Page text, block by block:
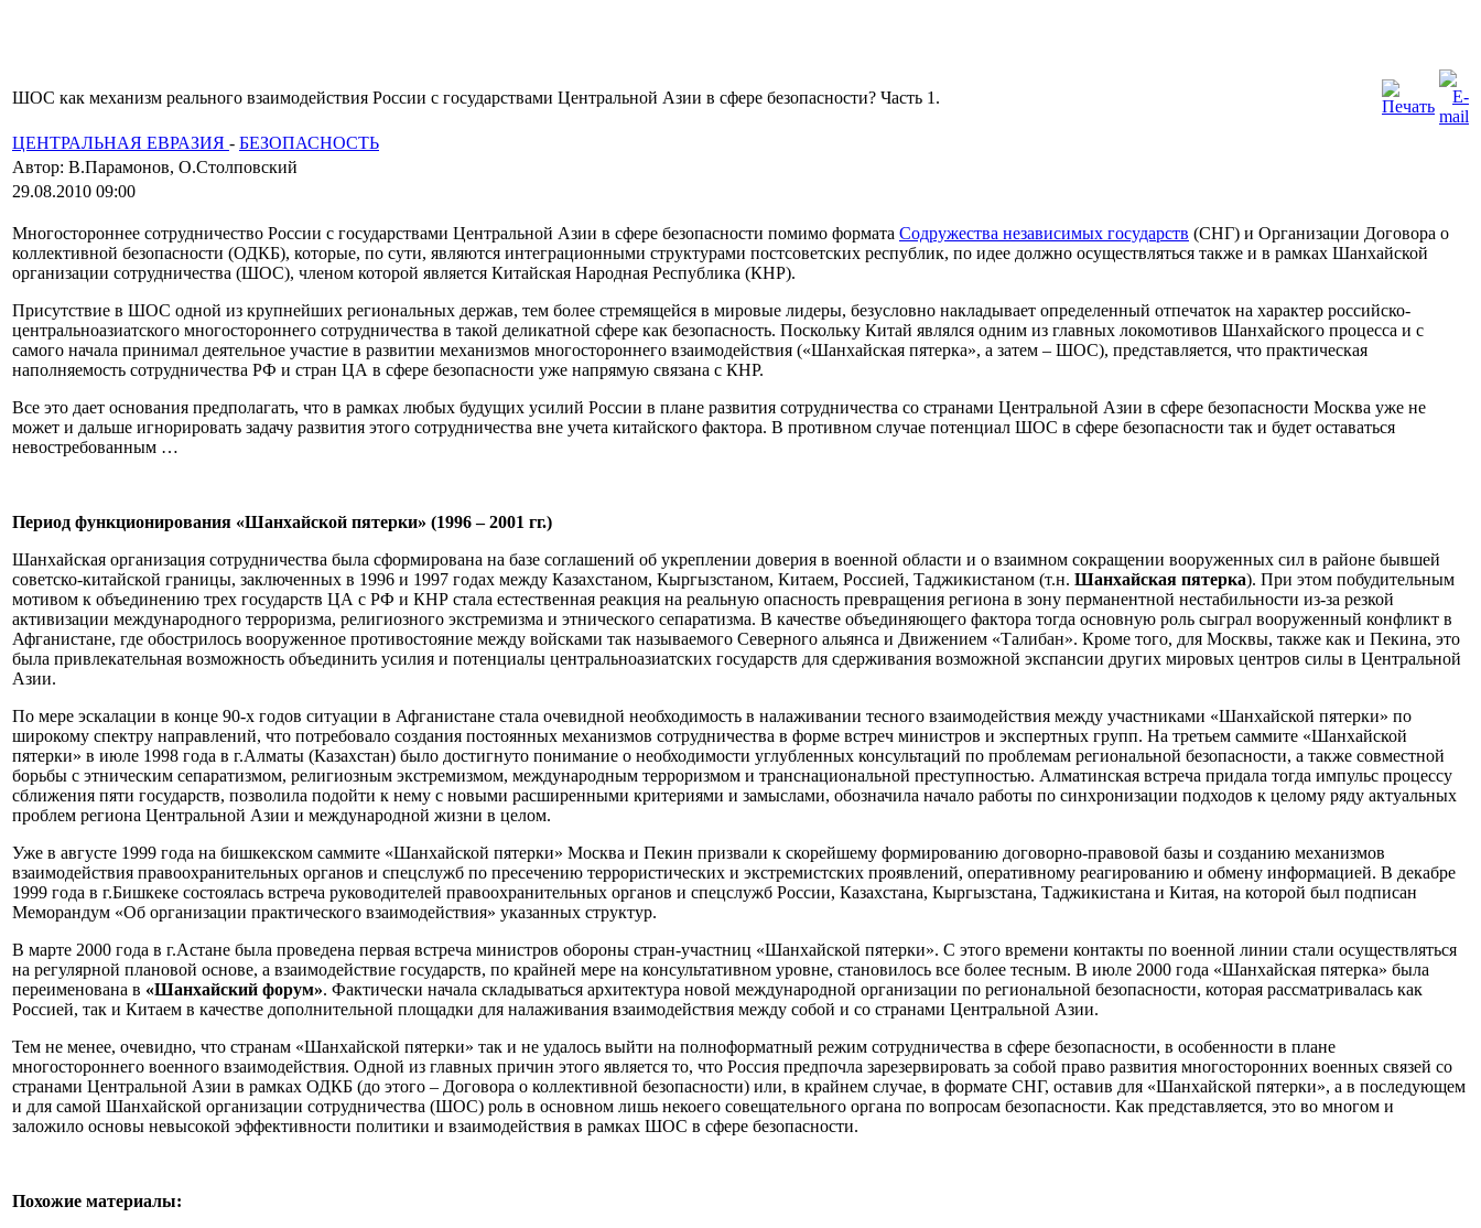
ШОС как механизм реального взаимодействия России с государствами Центральной Азии в сфере безопасности? Часть 1.
ЦЕНТРАЛЬНАЯ ЕВРАЗИЯ - БЕЗОПАСНОСТЬ
Автор: В.Парамонов, О.Столповский
29.08.2010 09:00
Многостороннее сотрудничество России с государствами Центральной Азии в сфере безопасности помимо формата Содружества независимых государств (СНГ) и Организации Договора о
коллективной безопасности (ОДКБ), которые, по сути, являются интеграционными структурами постсоветских республик, по идее должно осуществляться также и в рамках Шанхайской
организации сотрудничества (ШОС), членом которой является Китайская Народная Республика (КНР).
Присутствие в ШОС одной из крупнейших региональных держав, тем более стремящейся в мировые лидеры, безусловно накладывает определенный отпечаток на характер российско-
центральноазиатского многостороннего сотрудничества в такой деликатной сфере как безопасность. Поскольку Китай являлся одним из главных локомотивов Шанхайского процесса и с
самого начала принимал деятельное участие в развитии механизмов многостороннего взаимодействия («Шанхайская пятерка», а затем – ШОС), представляется, что практическая
наполняемость сотрудничества РФ и стран ЦА в сфере безопасности уже напрямую связана с КНР.
Все это дает основания предполагать, что в рамках любых будущих усилий России в плане развития сотрудничества со странами Центральной Азии в сфере безопасности Москва уже не
может и дальше игнорировать задачу развития этого сотрудничества вне учета китайского фактора. В противном случае потенциал ШОС в сфере безопасности так и будет оставаться
невостребованным …
Период функционирования «Шанхайской пятерки» (1996 – 2001 гг.)
Шанхайская организация сотрудничества была сформирована на базе соглашений об укреплении доверия в военной области и о взаимном сокращении вооруженных сил в районе бывшей
советско-китайской границы, заключенных в 1996 и 1997 годах между Казахстаном, Кыргызстаном, Китаем, Россией, Таджикистаном (т.н. Шанхайская пятерка). При этом побудительным
мотивом к объединению трех государств ЦА с РФ и КНР стала естественная реакция на реальную опасность превращения региона в зону перманентной нестабильности из-за резкой
активизации международного терроризма, религиозного экстремизма и этнического сепаратизма. В качестве объединяющего фактора тогда основную роль сыграл вооруженный конфликт в
Афганистане, где обострилось вооруженное противостояние между войсками так называемого Северного альянса и Движением «Талибан». Кроме того, для Москвы, также как и Пекина, это
была привлекательная возможность объединить усилия и потенциалы центральноазиатских государств для сдерживания возможной экспансии других мировых центров силы в Центральной
Азии.
По мере эскалации в конце 90-х годов ситуации в Афганистане стала очевидной необходимость в налаживании тесного взаимодействия между участниками «Шанхайской пятерки» по
широкому спектру направлений, что потребовало создания постоянных механизмов сотрудничества в форме встреч министров и экспертных групп. На третьем саммите «Шанхайской
пятерки» в июле 1998 года в г.Алматы (Казахстан) было достигнуто понимание о необходимости углубленных консультаций по проблемам региональной безопасности, а также совместной
борьбы с этническим сепаратизмом, религиозным экстремизмом, международным терроризмом и транснациональной преступностью. Алматинская встреча придала тогда импульс процессу
сближения пяти государств, позволила подойти к нему с новыми расширенными критериями и замыслами, обозначила начало работы по синхронизации подходов к целому ряду актуальных
проблем региона Центральной Азии и международной жизни в целом.
Уже в августе 1999 года на бишкекском саммите «Шанхайской пятерки» Москва и Пекин призвали к скорейшему формированию договорно-правовой базы и созданию механизмов
взаимодействия правоохранительных органов и спецслужб по пресечению террористических и экстремистских проявлений, оперативному реагированию и обмену информацией. В декабре
1999 года в г.Бишкеке состоялась встреча руководителей правоохранительных органов и спецслужб России, Казахстана, Кыргызстана, Таджикистана и Китая, на которой был подписан
Меморандум «Об организации практического взаимодействия» указанных структур.
В марте 2000 года в г.Астане была проведена первая встреча министров обороны стран-участниц «Шанхайской пятерки». С этого времени контакты по военной линии стали осуществляться
на регулярной плановой основе, а взаимодействие государств, по крайней мере на консультативном уровне, становилось все более тесным. В июле 2000 года «Шанхайская пятерка» была
переименована в «Шанхайский форум». Фактически начала складываться архитектура новой международной организации по региональной безопасности, которая рассматривалась как
Россией, так и Китаем в качестве дополнительной площадки для налаживания взаимодействия между собой и со странами Центральной Азии.
Тем не менее, очевидно, что странам «Шанхайской пятерки» так и не удалось выйти на полноформатный режим сотрудничества в сфере безопасности, в особенности в плане
многостороннего военного взаимодействия. Одной из главных причин этого является то, что Россия предпочла зарезервировать за собой право развития многосторонних военных связей со
странами Центральной Азии в рамках ОДКБ (до этого – Договора о коллективной безопасности) или, в крайнем случае, в формате СНГ, оставив для «Шанхайской пятерки», а в последующем
и для самой Шанхайской организации сотрудничества (ШОС) роль в основном лишь некоего совещательного органа по вопросам безопасности. Как представляется, это во многом и
заложило основы невысокой эффективности политики и взаимодействия в рамках ШОС в сфере безопасности.
Похожие материалы: